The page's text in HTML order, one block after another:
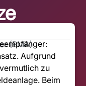
(BMA)
Aufgrund
zu
Beim